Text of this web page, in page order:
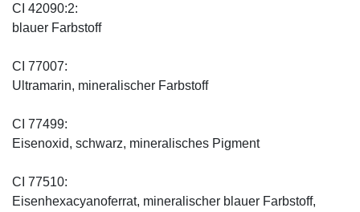
CI 42090:2:
blauer Farbstoff
CI 77007:
Ultramarin, mineralischer Farbstoff
CI 77499:
Eisenoxid, schwarz, mineralisches Pigment
CI 77510:
Eisenhexacyanoferrat, mineralischer blauer Farbstoff,